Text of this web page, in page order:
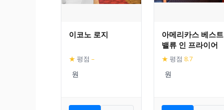
이코노 로지
★ 평점 –
아메리카스 베스트
밸류 인 프라이어
★ 평점 8.7